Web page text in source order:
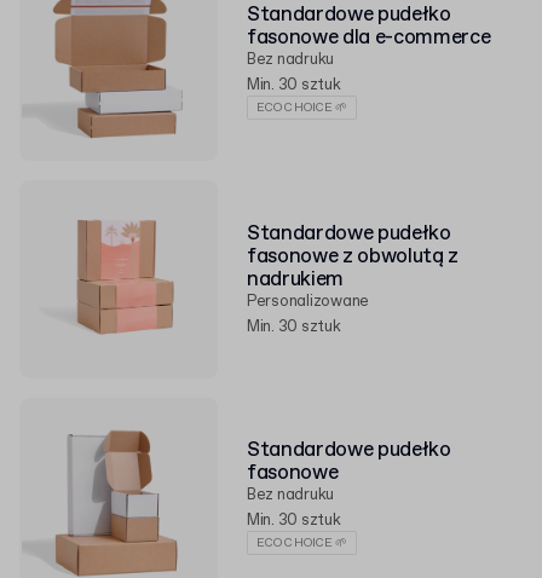
Standardowe pudełko
fasonowe dla e-commerce
Bez nadruku
Min. 30 sztuk
ECO CHOICE 🌱
Standardowe pudełko
fasonowe z obwolutą z
nadrukiem
Personalizowane
Min. 30 sztuk
Standardowe pudełko
fasonowe
Bez nadruku
Min. 30 sztuk
ECO CHOICE 🌱